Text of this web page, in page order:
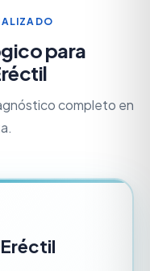
para
completo en